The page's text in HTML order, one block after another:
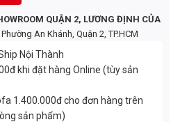
QUẬN 2, LƯƠNG ĐỊNH CỦA
An Khánh, Quận 2, TP.HCM
Nội Thành
khi đặt hàng Online (tùy sản
1.400.000đ cho đơn hàng trên
sản phẩm)